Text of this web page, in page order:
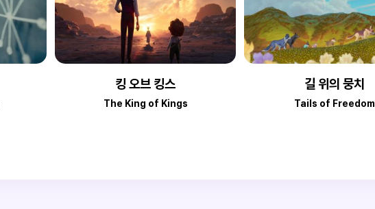
킹 오브 킹스
The King of Kings
길 위의 뭉치
Tails of Freedom